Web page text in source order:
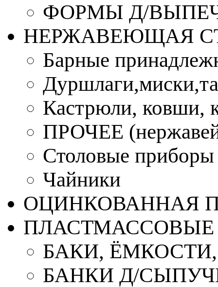
ФОРМЫ Д/
НЕРЖАВЕЮЩАЯ
Барные
Кастрюли, ковши,
ПРОЧЕЕ
Столовые приборы
Чайники
ОЦИНКОВАННАЯ
ПЛАСТМАССОВЫЕ
БАКИ,
БАНКИ Д/